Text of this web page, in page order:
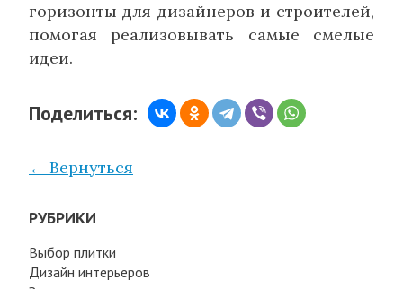
горизонты для дизайнеров и строителей,
помогая реализовывать самые смелые
идеи.
Поделиться:
← Вернуться
РУБРИКИ
Выбор плитки
Дизайн интерьеров